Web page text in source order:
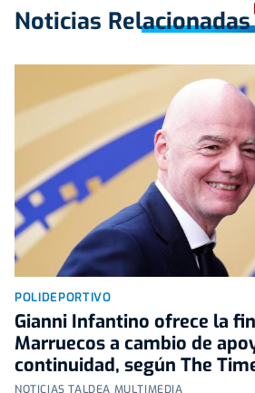
Noticias Relacionadas
POLIDEPORTIVO
Gianni Infantino ofrece la
Marruecos a cambio de
continuidad, según The
NOTICIAS TALDEA MULTIMEDIA